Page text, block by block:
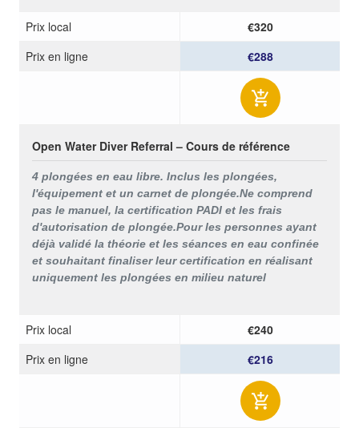
Prix ​​local
€320
Prix ​​en ligne
€288
Open Water Diver Referral – Cours de référence
4 plongées en eau libre. Inclus les plongées,
l'équipement et un carnet de plongée.Ne comprend
pas le manuel, la certification PADI et les frais
d'autorisation de plongée.Pour les personnes ayant
déjà validé la théorie et les séances en eau confinée
et souhaitant finaliser leur certification en réalisant
uniquement les plongées en milieu naturel
Prix ​​local
€240
Prix ​​en ligne
€216